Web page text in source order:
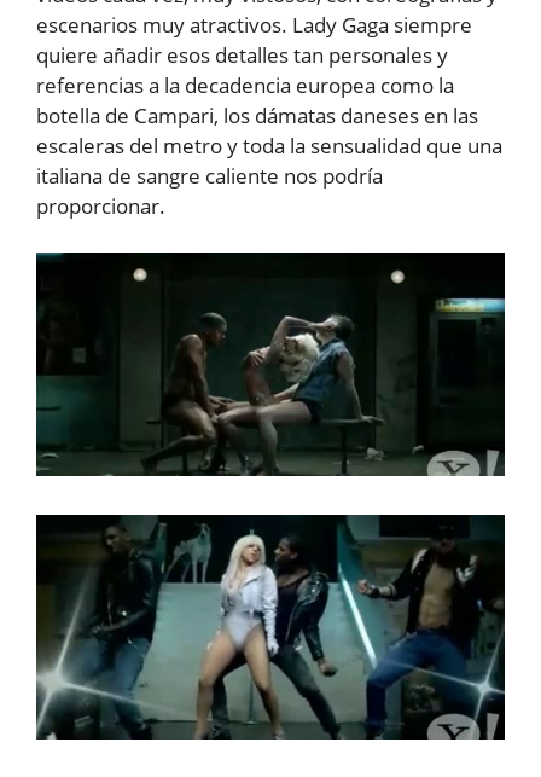
escenarios muy atractivos. Lady Gaga siempre
quiere añadir esos detalles tan personales y
referencias a la decadencia europea como la
botella de Campari, los dámatas daneses en las
escaleras del metro y toda la sensualidad que una
italiana de sangre caliente nos podría
proporcionar.